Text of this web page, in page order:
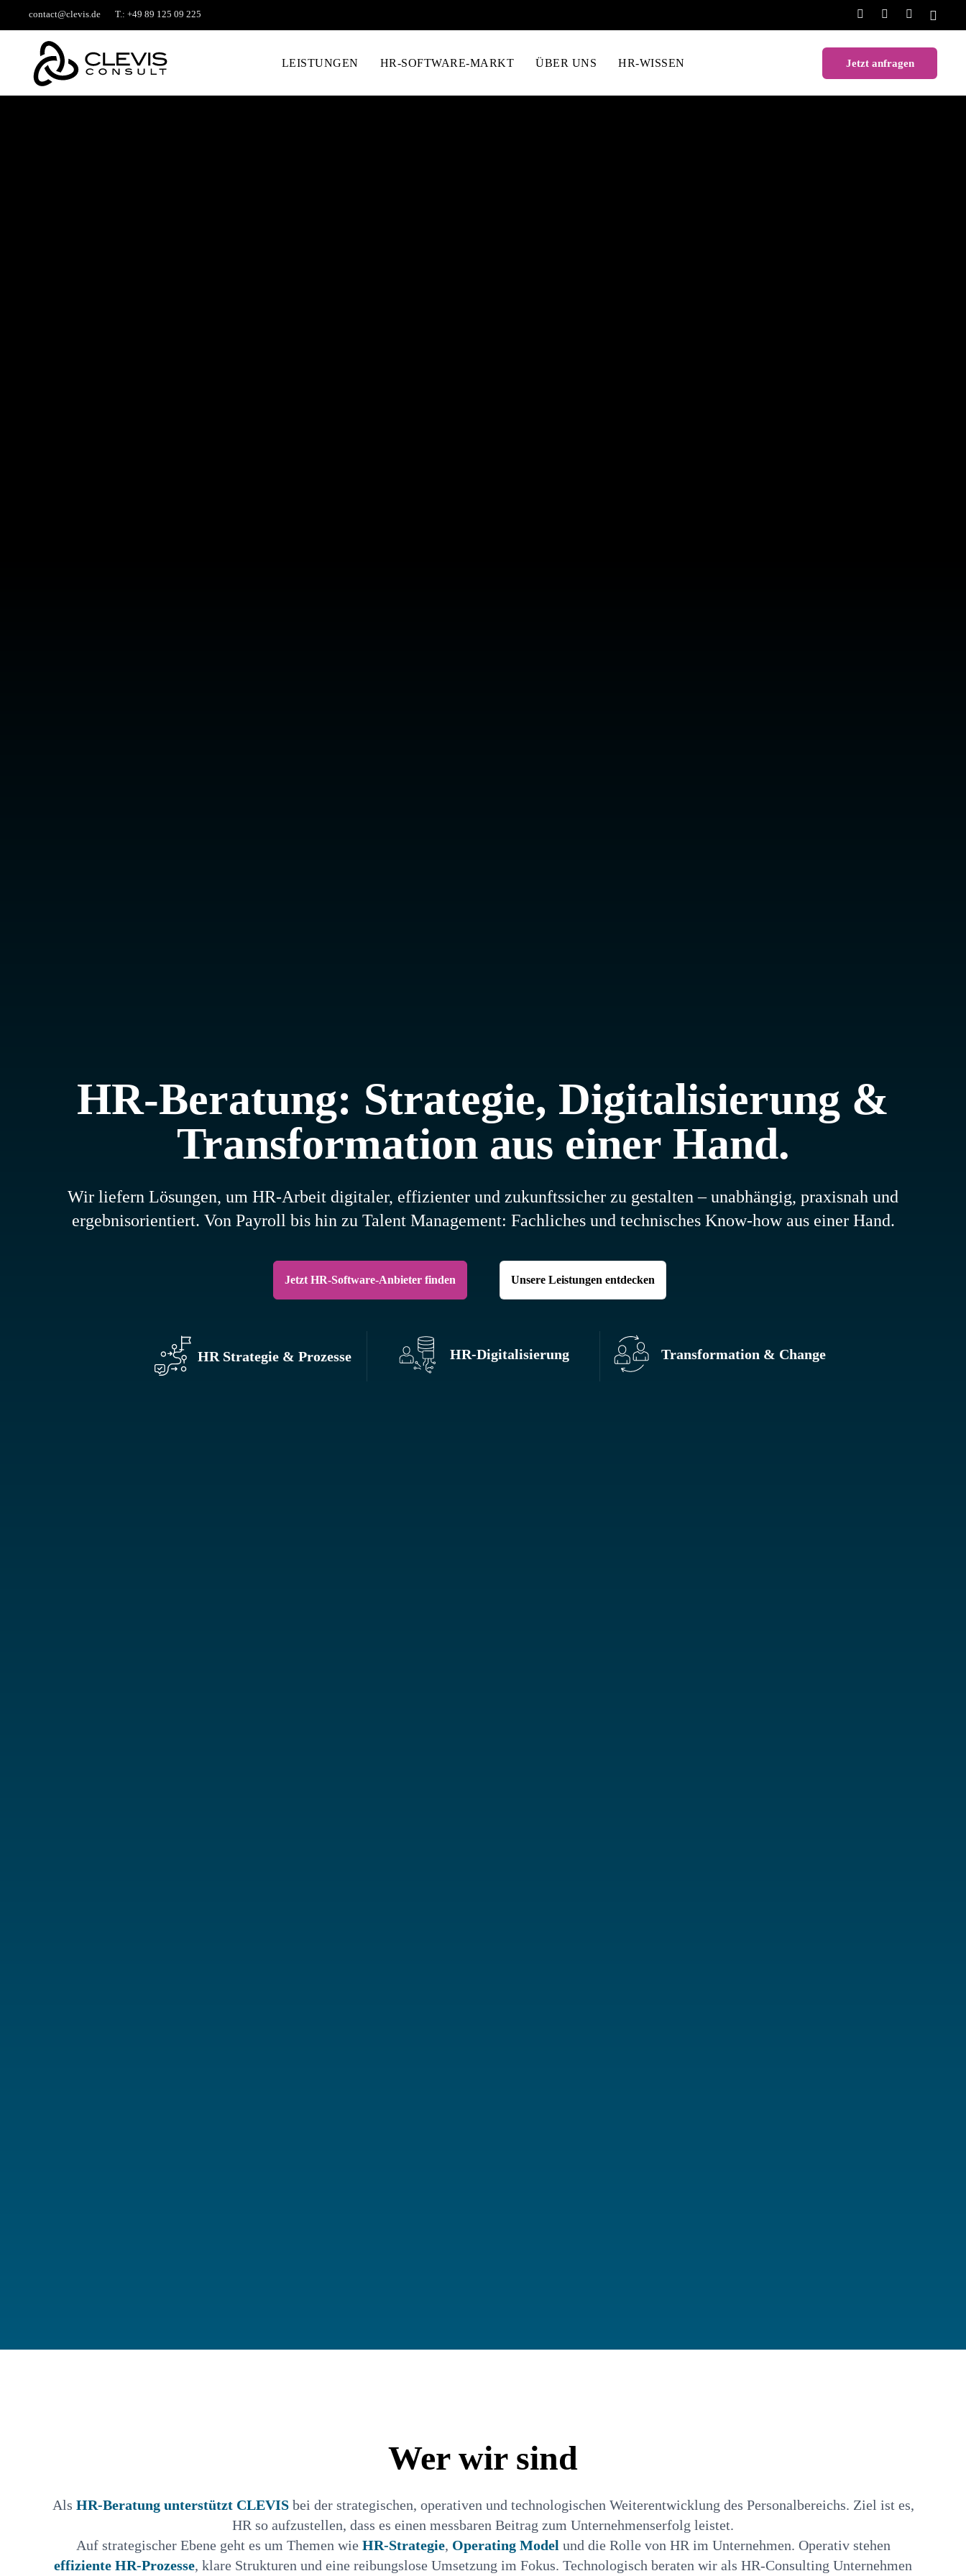
contact@clevis.de T.: +49 89 125 09 225
Jetzt anfragen
LEISTUNGEN HR-SOFTWARE-MARKT ÜBER UNS HR-WISSEN
HR-Beratung: Strategie, Digitalisierung &
Transformation aus einer Hand.
Wir liefern Lösungen, um HR-Arbeit digitaler, effizienter und zukunftssicher zu gestalten – unabhängig, praxisnah und
ergebnisorientiert. Von Payroll bis hin zu Talent Management: Fachliches und technisches Know-how aus einer Hand.
Jetzt HR-Software-Anbieter finden Unsere Leistungen entdecken
HR Strategie & Prozesse HR-Digitalisierung Transformation & Change
Wer wir sind
Als HR-Beratung unterstützt CLEVISbei der strategischen, operativen und technologischen Weiterentwicklung des Personalbereichs. Ziel ist es,
HR so aufzustellen, dass es einen messbaren Beitrag zum Unternehmenserfolg leistet.
Auf strategischer Ebene geht es um Themen wie HR-Strategie, Operating Model und die Rolle von HR im Unternehmen. Operativ stehen
effiziente HR-Prozesse, klare Strukturen und eine reibungslose Umsetzung im Fokus. Technologisch beraten wir als HR-Consulting Unternehmen